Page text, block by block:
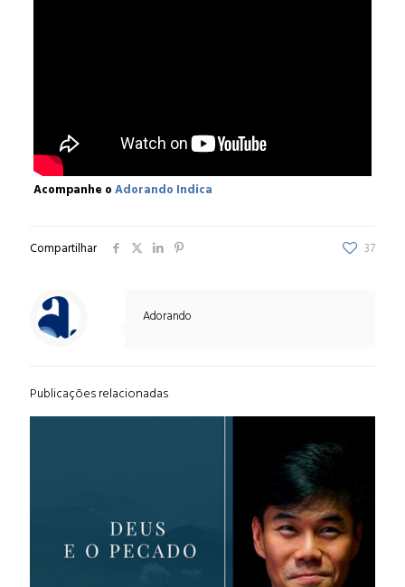
Acompanhe oAdorando Indica
Compartilhar 37
Adorando
Publicações relacionadas